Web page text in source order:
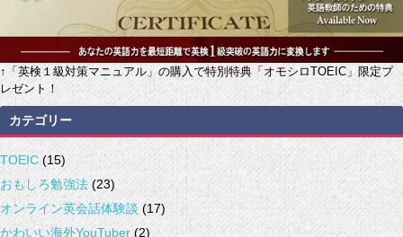
↑「英検１級対策マニュアル」の購入で特別特典「オモシロTOEIC」限定プ
レゼント！
カテゴリー
TOEIC (15)
おもしろ勉強法 (23)
オンライン英会話体験談 (17)
かわいい海外YouTuber (2)